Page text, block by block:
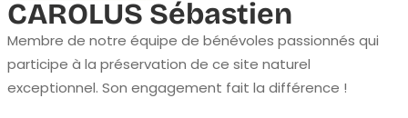
CAROLUS Sébastien
Membre de notre équipe de bénévoles passionnés qui
participe à la préservation de ce site naturel
exceptionnel. Son engagement fait la différence !